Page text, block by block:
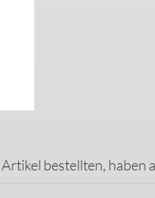
bestellten, haben